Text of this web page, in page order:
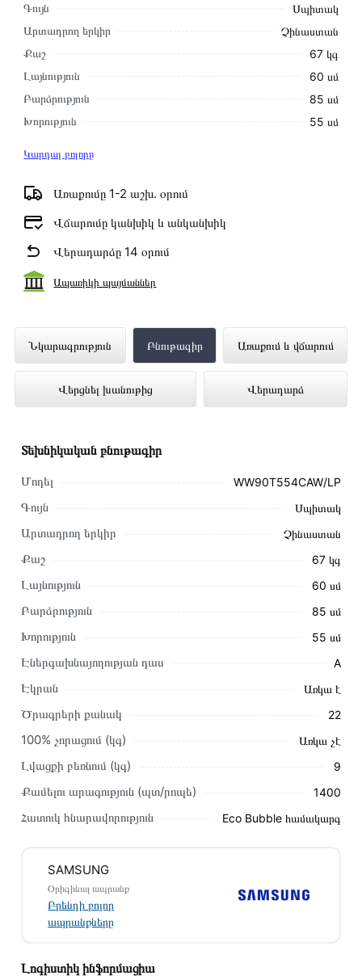
Գույն
Սպիտակ
Արտադրող երկիր
Չինաստան
Քաշ
67 կգ
Լայնություն
60 սմ
Բարձրություն
85 սմ
Խորություն
55 սմ
Կարդալ բոլորը
Առաքումը 1-2 աշխ․ օրում
Վճարումը կանխիկ և անկանխիկ
Վերադարձը 14 օրում
Ապառիկի պայմաններ
Նկարագրություն Բնութագիր Առաքում և վճարում
Վերցնել խանութից Վերադարձ
Լվացքի Մեքենա SAMSUNG
WW90T554CAW/LP ներկայացված է
Technomix առցանց խանութում լավագույն
Այս ապրանքը գնելու համար սեղմեք
զամբյուղին» կամ սեղմեք
Կարող եք նաև պատվիրել՝ զանգահարելով կայքում նշված
կոնտակտային համարներին։
Կայքում տվյալ ապրանքի՝ Լվացքի Մեքենա SAMSUNG
WW90T554CAW/LP առաքման և վճարման պայմանները
կկապվեն ձեզ հետ՝ համաձայնեցնելու առաքման
պայմանները։ Նախքան առցանց պատվեր տեղադրելը,
խորհուրդ ենք տալիս կարդալ նկարագրությունը,
Տվյալ ապրանքը սետիֆիկացված է և համպատասխանում է
Տեխնիկական բնութագիր
Մոդել WW90T554CAW/LP
Գույն Սպիտակ
Արտադրող երկիր Չինաստան
Քաշ 67 կգ
Լայնություն 60 սմ
Բարձրություն 85 սմ
Խորություն 55 սմ
Էներգախնայողության դաս A
Էկրան Առկա է
Ծրագրերի քանակ 22
100% չորացում (կգ) Առկա չէ
Լվացքի բեռնում (կգ) 9
Քամելու արագություն (պտ/րոպե) 1400
Հատուկ հնարավորություն Eco Bubble համակարգ
SAMSUNG
Օրիգինալ ապրանք
Բրենդի բոլոր
ապրանքները
Լոգիստիկ ինֆորմացիա